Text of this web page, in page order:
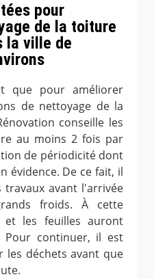
pour
de la toiture
la ville de
que pour améliorer
de nettoyage de la
conseille les
au moins 2 fois par
de périodicité dont
évidence. De ce fait, il
travaux avant l'arrivée
froids. À cette
et les feuilles auront
continuer, il est
les déchets avant que